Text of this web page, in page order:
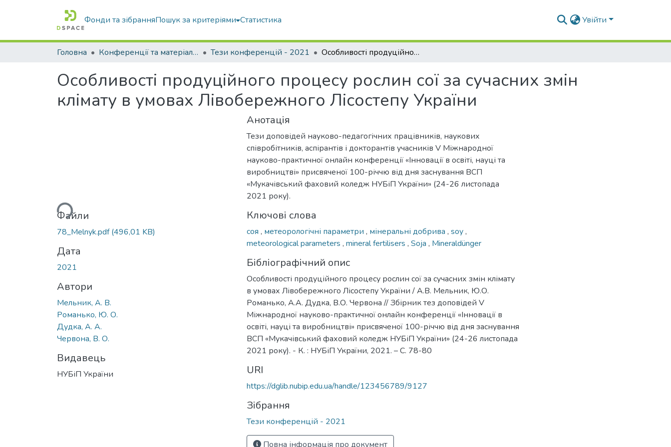
Фонди та зібранняПошук за критеріями Статистика Увійти
Головна Конференції та матеріали конференцій Тези конференцій - 2021 Особливості продуційного процесу рослин сої за сучасних змін клімату в умовах Лівобережного Лісостепу України
Особливості продуційного процесу рослин сої за сучасних змін
клімату в умовах Лівобережного Лісостепу України
Вантажиться...
Файли
78_Melnyk.pdf(496,01 KB)
Дата
2021
Автори
Мельник, А. В.
Романько, Ю. О.
Дудка, А. А.
Червона, В. О.
Видавець
НУБіП України
Анотація
Тези доповідей науково-педагогічних працівників, наукових
співробітників, аспірантів і докторантів учасників V Міжнародної
науково-практичної онлайн конференції «Інновації в освіті, науці та
виробництві» присвяченої 100-річчю від дня заснування ВСП
«Мукачівський фаховий коледж НУБіП України» (24-26 листопада
2021 року).
Ключові слова
соя , метеорологічні параметри , мінеральні добрива , soy,
meteorological parameters , mineral fertilisers , Soja , Mineraldünger
Бібліографічний опис
Особливості продуційного процесу рослин сої за сучасних змін клімату
в умовах Лівобережного Лісостепу України / А.В. Мельник, Ю.О.
Романько, А.А. Дудка, В.О. Червона // Збірник тез доповідей V
Міжнародної науково-практичної онлайн конференції «Інновації в
освіті, науці та виробництві» присвяченої 100-річчю від дня заснування
ВСП «Мукачівський фаховий коледж НУБіП України» (24-26 листопада
2021 року). - К. : НУБіП України, 2021. – С. 78-80
URI
https://dglib.nubip.edu.ua/handle/123456789/9127
Зібрання
Тези конференцій - 2021
Повна інформація про документ